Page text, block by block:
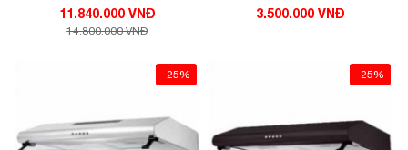
11.840.000 VNĐ
14.800.000 VNĐ
3.500.000 VNĐ
-25% -25%